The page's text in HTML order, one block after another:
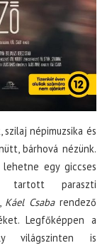
szilaj népimuzsika és
bárhová nézünk.
egy giccses
tartott paraszti
Káel Csabarendező
Legfőképpen a
világszinten is